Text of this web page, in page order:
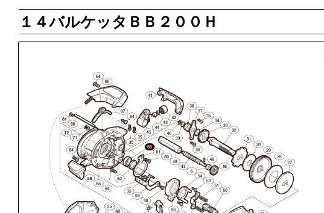
１４バルケッタＢＢ２００Ｈ